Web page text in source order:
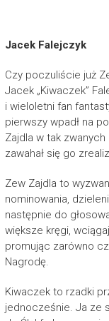
Jacek Falejczyk
Czy poczuliście już
Jacek „Kiwaczek”
i wieloletni fan
pierwszy wpadł na
Zajdla w tak
zawahał się go
Zew Zajdla to
nominowania,
następnie do
większe kręgi,
promując zarówno
Nagrodę.
Kiwaczek to rzadki
jednocześnie. Ja ze